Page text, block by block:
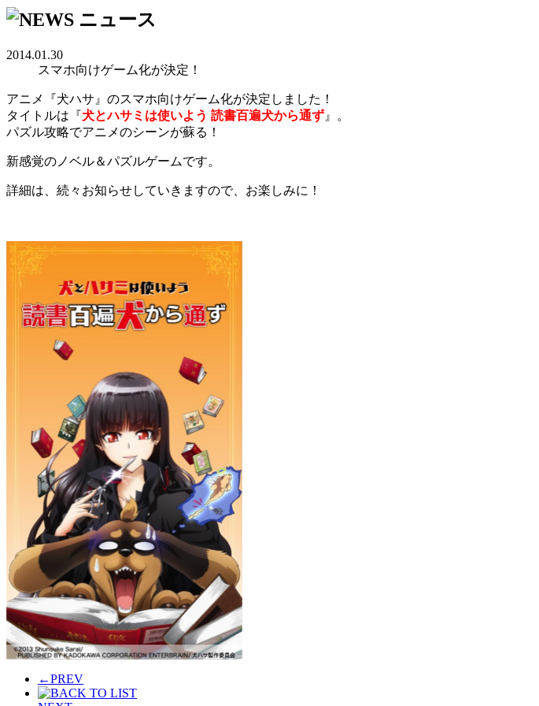
2014.01.30
スマホ向けゲーム化が決定！
アニメ『犬ハサ』のスマホ向けゲーム化が決定しました！
タイトルは『犬とハサミは使いよう 読書百遍犬から通ず 』。
パズル攻略でアニメのシーンが蘇る！
新感覚のノベル＆パズルゲームです。
詳細は、続々お知らせしていきますので、お楽しみに！
←PREV